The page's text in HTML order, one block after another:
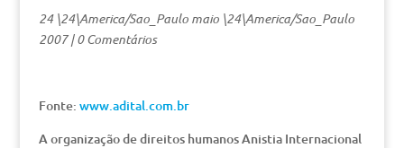
24 \24\America/Sao_Paulo maio \24\America/Sao_Paulo
2007|0 Comentários
Fonte: www.adital.com.br
A organização de direitos humanos Anistia Internacional